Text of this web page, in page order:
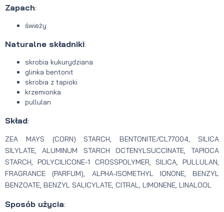
Zapach:
świeży
Naturalne składniki:
skrobia kukurydziana
glinka bentonit
skrobia z tapioki
krzemionka
pullulan
Skład:
ZEA MAYS (CORN) STARCH, BENTONITE/CL77004, SILICA
SILYLATE, ALUMINUM STARCH OCTENYLSUCCINATE, TAPIOCA
STARCH, POLYCILICONE-1 CROSSPOLYMER, SILICA, PULLULAN,
FRAGRANCE (PARFUM), ALPHA-ISOMETHYL IONONE, BENZYL
BENZOATE, BENZYL SALICYLATE, CITRAL, LIMONENE, LINALOOL
Sposób użycia: